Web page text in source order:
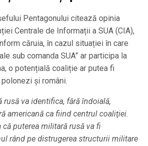
Pentagonului citează opinia
Centrale de Informații a SUA (CIA),
căruia, în cazul situației în care
sub comanda SUA” ar participa la
o potențială coaliție ar putea fi
și români.
rusă va identifica, fără îndoială,
americană ca fiind centrul coaliţiei.
că puterea militară rusă va fi
rând pe distrugerea structurii militare